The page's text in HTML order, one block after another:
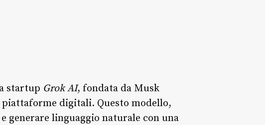
startup Grok AI, fondata da Musk
digitali. Questo modello,
generare linguaggio naturale con una